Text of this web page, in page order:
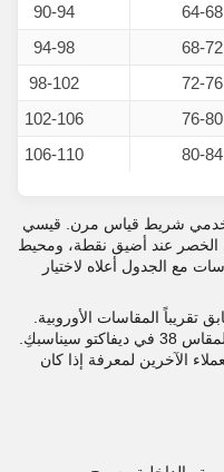
64-68
90-94
68-72
94-98
72-76
98-102
76-80
102-106
80-84
106-110
شريط قياس مرن. قيسي
عند أضيق نقطة، ومحيط
مع الجدول أعلاه لاختيار
تقريباً المقاسات الأوروبية.
إذا كنتِ ترتدين مقاس 38 أوروبي، فالمقاس 38 في ديفاكتو سيناسبكِ.
الآخرين لمعرفة إذا كان